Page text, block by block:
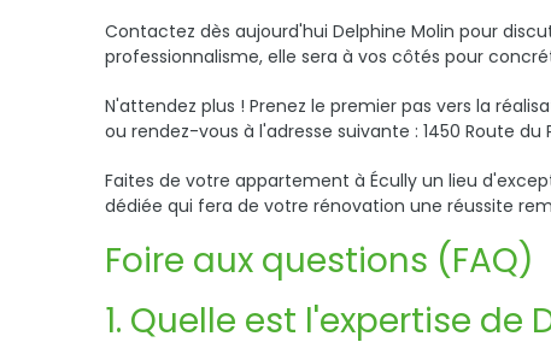
Contactez dès aujourd'hui Delphine Molin pour
professionnalisme, elle sera à vos côtés pour
N'attendez plus ! Prenez le premier pas vers la
ou rendez-vous à l'adresse suivante : 1450 Route du
Faites de votre appartement à Écully un lieu
dédiée qui fera de votre rénovation une réussite
Foire aux questions (FAQ)
1. Quelle est l'expertise